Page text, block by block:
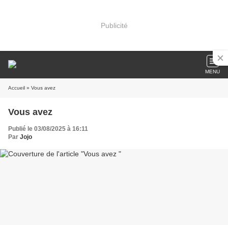
Publicité
MENU
Accueil » Vous avez
Vous avez
Publié le 03/08/2025 à 16:11
Par Jojo